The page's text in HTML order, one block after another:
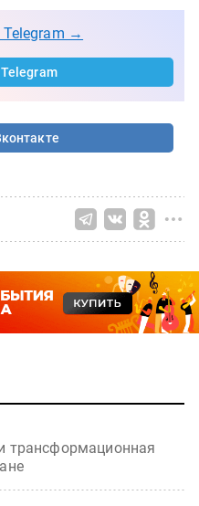
Telegram →
трансформационная